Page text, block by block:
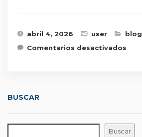
abril 4, 2026 user
blog
Comentarios desactivados
BUSCAR
Buscar